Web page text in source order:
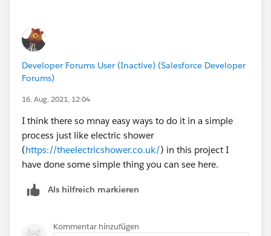
Regards,
Suraj Tripathi
Developer Forums User (Inactive) (Salesforce Developer
Forums)
16. Aug. 2021, 12:04
I think there so mnay easy ways to do it in a simple
process just like electric shower
(https://theelectricshower.co.uk/) in this project I
have done some simple thing you can see here.
Als hilfreich markieren
Kommentar hinzufügen